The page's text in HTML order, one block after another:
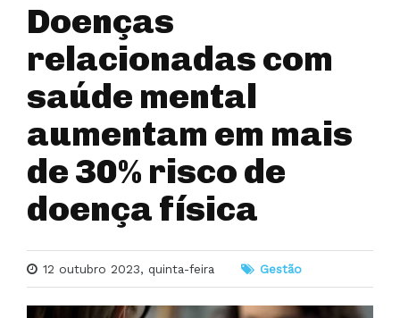
Doenças
relacionadas com
saúde mental
aumentam em mais
de 30% risco de
doença física
12 outubro 2023, quinta-feira Gestão